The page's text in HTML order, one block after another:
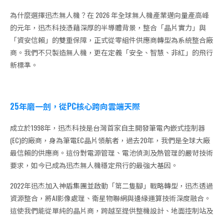
為什麼選擇迅杰無人機？在 2026 年全球無人機產業邁向量產高峰
的元年，迅杰科技憑藉深厚的半導體背景，整合「晶片實力」與
「資安信賴」的雙重保障，正式從零組件供應商轉型為系統整合廠
商。我們不只製造無人機，更在定義「安全、智慧、非紅」的飛行
新標準。
25年磨一劍，從PC核心跨向雲端天際
成立於1998年，迅杰科技是台灣首家自主開發筆電內嵌式控制器
(EC)的廠商，身為筆電EC晶片領航者，過去20年，我們是全球大廠
最信賴的供應商。這份對電源管理、電池偵測及熱管理的嚴苛技術
要求，如今已成為迅杰無人機穩定飛行的最強大基因。
2022年迅杰加入神盾集團並啟動「第二隻腳」戰略轉型，迅杰透過
資源整合，將AI影像處理、衛星物聯網與邊緣運算技術深度融合。
這使我們能從單純的晶片商，跨越至提供整機設計、地面控制站及